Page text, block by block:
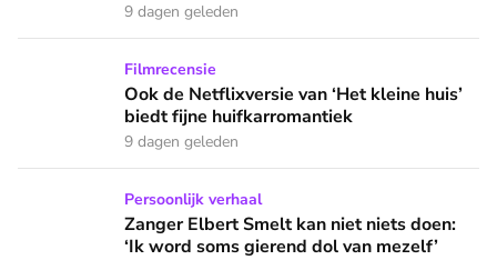
9 dagen geleden
Ook de Netflixversie van ‘Het kleine huis’ biedt fijne
Filmrecensie
Ook de Netflixversie van ‘Het kleine huis’
biedt fijne huifkarromantiek
9 dagen geleden
Zanger Elbert Smelt kan niet niets doen: ‘Ik word soms
Persoonlijk verhaal
Zanger Elbert Smelt kan niet niets doen:
‘Ik word soms gierend dol van mezelf’